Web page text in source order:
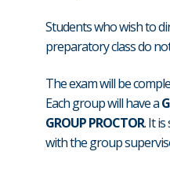
Students who wish to
preparatory class do
The exam will be
Each group will have a
GROUP PROCTOR. It
with the group